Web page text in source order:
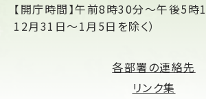
【開庁時間】午前8時30分～午後5時
12月31日～1月5日を除く）
各部署の連絡先
リンク集